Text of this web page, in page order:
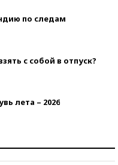
по следам
с собой в отпуск?
лета – 2026